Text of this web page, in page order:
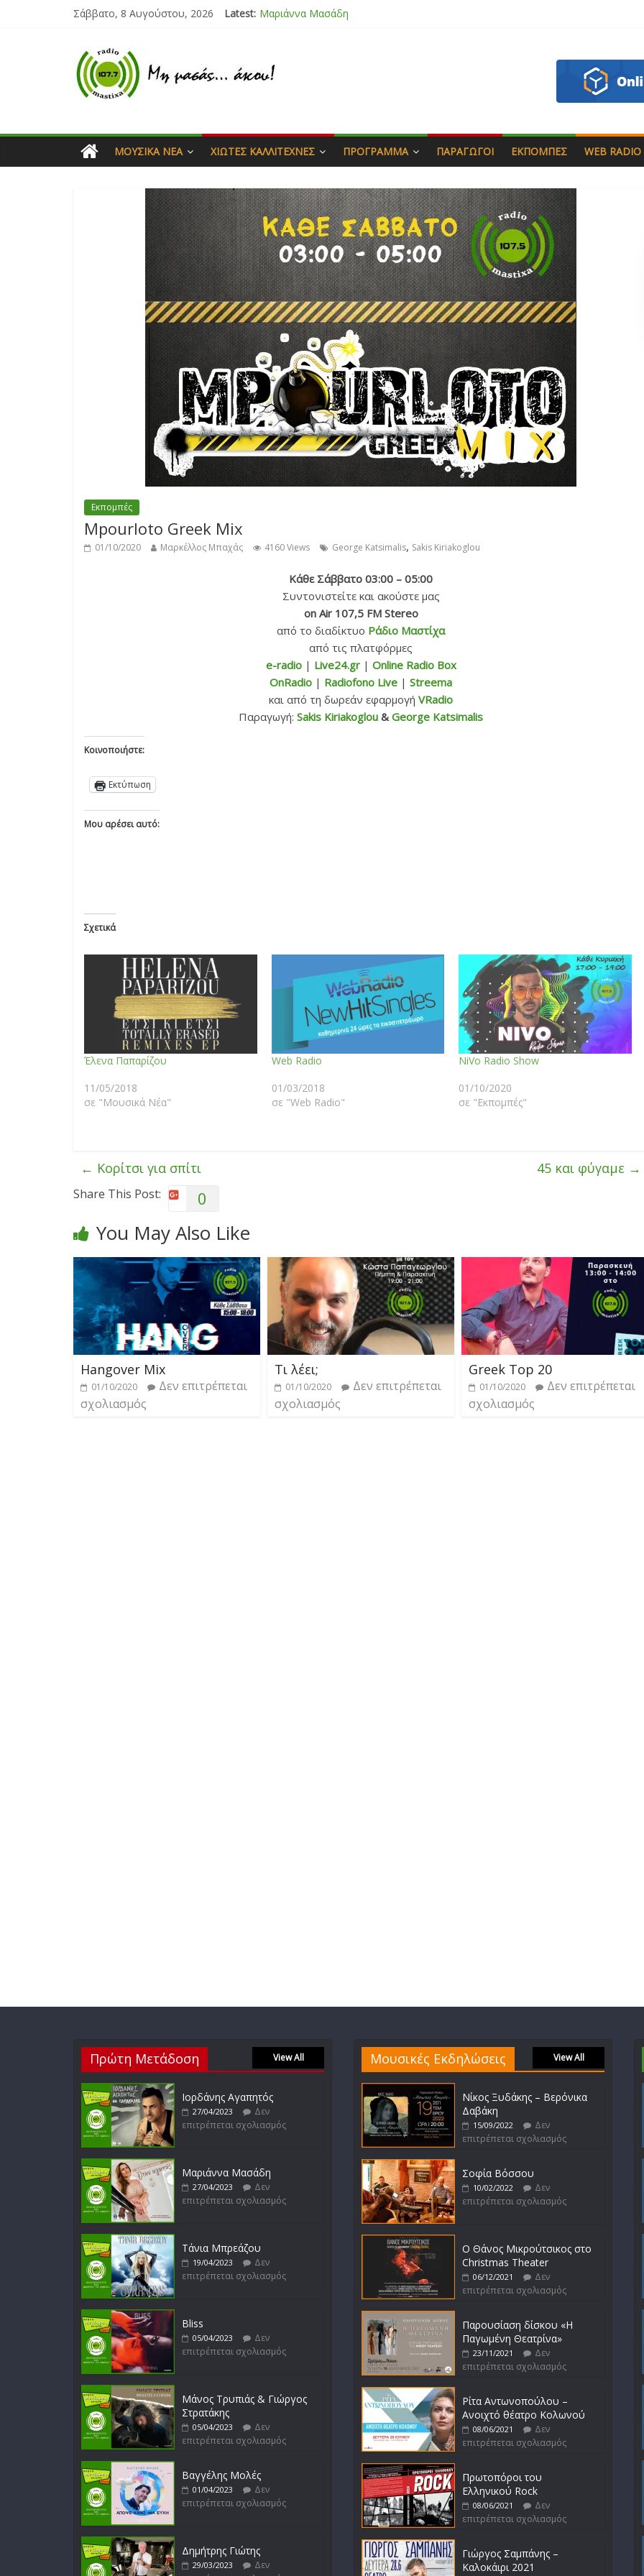
Σάββατο, 8 Αυγούστου, 2026 Latest: Μαριάννα Μασάδη
Ιορδάνης Αγαπητός
ΜΟΥΣΙΚΆ ΝΈΑ ΧΙΏΤΕΣ ΚΑΛΛΙΤΈΧΝΕΣ ΠΡΌΓΡΑΜΜΑ ΠΑΡΑΓΩΓΟΊ ΕΚΠΟΜΠΈΣ WEB RADIO
Εκπομπές
Mpourloto Greek Mix
01/10/2020 Μαρκέλλος Μπαχάς 4160 Views George Katsimalis, Sakis Kiriakoglou
Κάθε Σάββατο 03:00 – 05:00
Συντονιστείτε και ακούστε μας
on Air 107,5 FM Stereo
από το διαδίκτυο Ράδιο Μαστίχα
από τις πλατφόρμες
e-radio| Live24.gr| Online Radio Box
OnRadio | Radiofono Live | Streema
και από τη δωρεάν εφαρμογή VRadio
Παραγωγή: Sakis Kiriakoglou &George Katsimalis
Κοινοποιήστε:
Εκτύπωση
Μου αρέσει αυτό:
Σχετικά
Έλενα Παπαρίζου
11/05/2018
σε "Μουσικά Νέα"
Web Radio
01/03/2018
σε "Web Radio"
NiVo Radio Show
01/10/2020
σε "Εκπομπές"
← Κορίτσι για σπίτι 45 και φύγαμε →
Share This Post: 0
You May Also Like
Hangover Mix
01/10/2020
Δεν επιτρέπεται
σχολιασμός
Τι λέει;
01/10/2020
Δεν επιτρέπεται
σχολιασμός
Greek Top 20
01/10/2020
Δεν επιτρέπεται
σχολιασμός
Πρώτη Μετάδοση View All
Ιορδάνης Αγαπητός
27/04/2023
Δεν
επιτρέπεται σχολιασμός
Μαριάννα Μασάδη
27/04/2023
Δεν
επιτρέπεται σχολιασμός
Τάνια Μπρεάζου
19/04/2023
Δεν
επιτρέπεται σχολιασμός
Bliss
05/04/2023
Δεν
επιτρέπεται σχολιασμός
Μάνος Τρυπιάς & Γιώργος
Στρατάκης
05/04/2023
Δεν
επιτρέπεται σχολιασμός
Βαγγέλης Μολές
01/04/2023
Δεν
επιτρέπεται σχολιασμός
Δημήτρης Γιώτης
29/03/2023
Δεν
Μουσικές Εκδηλώσεις View All
Νίκος Ξυδάκης – Βερόνικα
Δαβάκη
15/09/2022
Δεν
επιτρέπεται σχολιασμός
Σοφία Βόσσου
10/02/2022
Δεν
επιτρέπεται σχολιασμός
Ο Θάνος Μικρούτσικος στο
Christmas Theater
06/12/2021
Δεν
επιτρέπεται σχολιασμός
Παρουσίαση δίσκου «Η
Παγωμένη Θεατρίνα»
23/11/2021
Δεν
επιτρέπεται σχολιασμός
Ρίτα Αντωνοπούλου –
Ανοιχτό θέατρο Κολωνού
08/06/2021
Δεν
επιτρέπεται σχολιασμός
Πρωτοπόροι του
Ελληνικού Rock
08/06/2021
Δεν
επιτρέπεται σχολιασμός
Γιώργος Σαμπάνης –
Καλοκάιρι 2021